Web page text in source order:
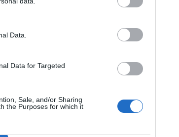
Data.
Data for Targeted
Sale, and/or Sharing
the Purposes for which it
θερμίδων που
νόστιμη και μπορεί